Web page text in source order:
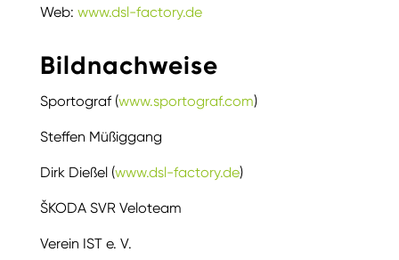
Web: www.dsl-factory.de
Bildnachweise
Sportograf (www.sportograf.com)
Steffen Müßiggang
Dirk Dießel (www.dsl-factory.de)
ŠKODA SVR Veloteam
Verein IST e. V.